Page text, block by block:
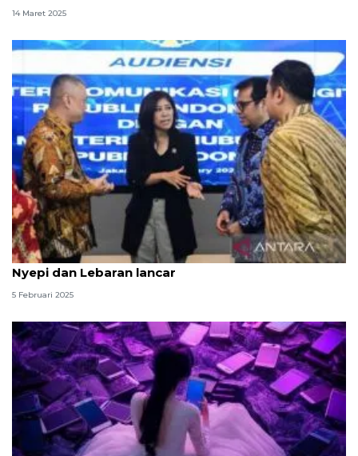
14 Maret 2025
Kemkomdigi-Kemenhub sinergi pastikan libur
Nyepi dan Lebaran lancar
5 Februari 2025